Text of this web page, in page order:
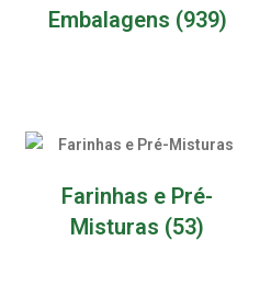
Embalagens (939)
Farinhas e Pré-
Misturas (53)